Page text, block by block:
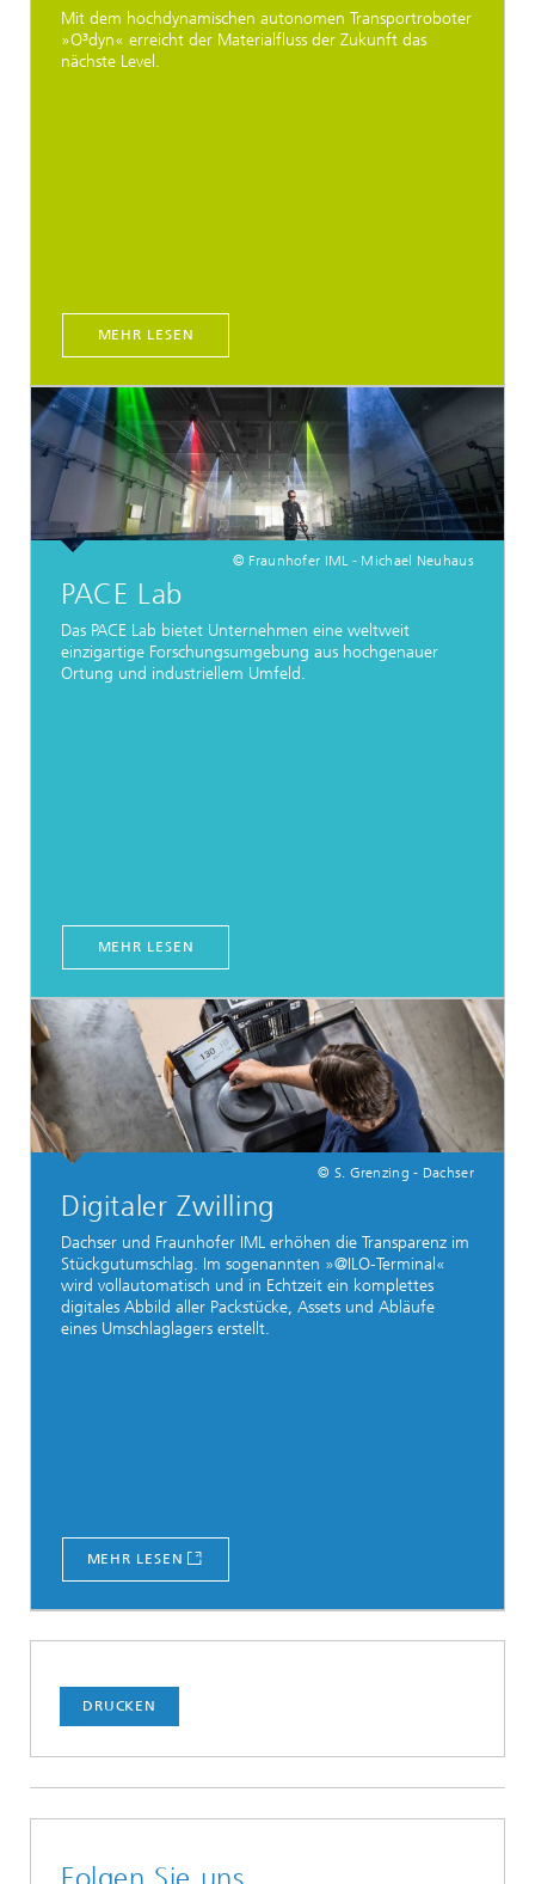
Mit dem hochdynamischen autonomen Transportroboter
»O³dyn« erreicht der Materialfluss der Zukunft das
nächste Level.
MEHR LESEN
© Fraunhofer IML - Michael Neuhaus
PACE Lab
Das PACE Lab bietet Unternehmen eine weltweit
einzigartige Forschungsumgebung aus hochgenauer
Ortung und industriellem Umfeld.
MEHR LESEN
© S. Grenzing - Dachser
Digitaler Zwilling
Dachser und Fraunhofer IML erhöhen die Transparenz im
Stückgutumschlag. Im sogenannten »@ILO-Terminal«
wird vollautomatisch und in Echtzeit ein komplettes
digitales Abbild aller Packstücke, Assets und Abläufe
eines Umschlaglagers erstellt.
MEHR LESEN
DRUCKEN